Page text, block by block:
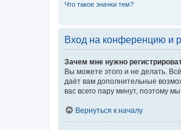
Что такое значки тем?
Вход на конференцию и
Зачем мне нужно
Вы можете этого и не делать.
даёт вам дополнительные
вас всего пару минут, поэтому
Вернуться к началу